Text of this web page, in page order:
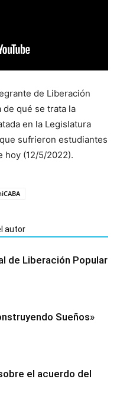
de Liberación
de qué se trata la
en la Legislatura
sufrieron estudiantes
hoy (12/5/2022).
autor
de Liberación Popular
Sueños»
el acuerdo del